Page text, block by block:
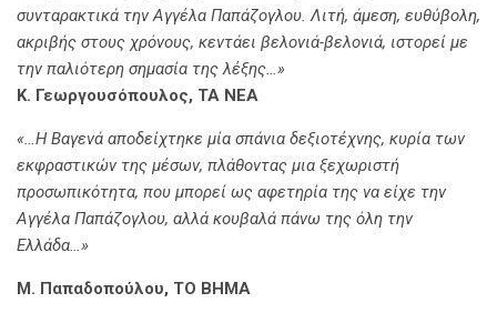
συνταρακτικά την Αγγέλα Παπάζογλου. Λιτή, άμεση, ευθύβολη,
ακριβής στους χρόνους, κεντάει βελονιά-βελονιά, ιστορεί με
την παλιότερη σημασία της λέξης…»
Κ. Γεωργουσόπουλος, ΤΑ ΝΕΑ
«…Η Βαγενά αποδείχτηκε μία σπάνια δεξιοτέχνης, κυρία των
εκφραστικών της μέσων, πλάθοντας μια ξεχωριστή
προσωπικότητα, που μπορεί ως αφετηρία της να είχε την
Αγγέλα Παπάζογλου, αλλά κουβαλά πάνω της όλη την
Ελλάδα…»
Μ. Παπαδοπούλου, ΤΟ ΒΗΜΑ